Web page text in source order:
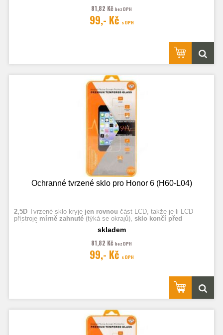
Fotografie jsou ilustrační.81,82 Kč bez DPH
99,- Kč s DPH
Ochranné tvrzené sklo pro Honor 6 (H60-L04)
2,5D Tvrzené sklo kryje jen rovnou část LCD, takže je-li LCD
přístroje mírně zahnuté (týká se okrajů), sklo končí před
zahnutím.
Fotografie jsou ilustrační.
skladem
81,82 Kč bez DPH
99,- Kč s DPH